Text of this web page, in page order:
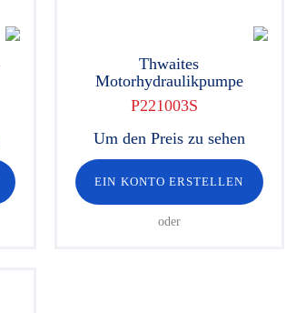
Thwaites
Motorhydraulikpumpe
P221003S
Um den Preis zu sehen
EIN KONTO ERSTELLEN
oder